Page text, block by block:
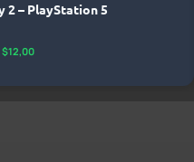
2 – PlayStation 5
$12,00